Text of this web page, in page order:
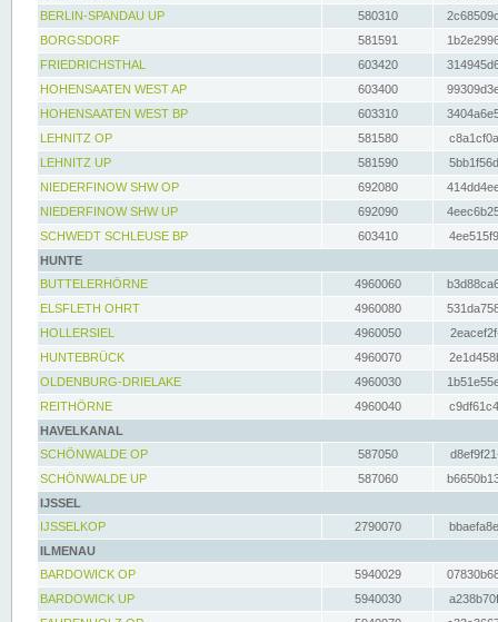
BERLIN-SPANDAU UP
580310
BORGSDORF
581591
FRIEDRICHSTHAL
603420
HOHENSAATEN WEST AP
603400
HOHENSAATEN WEST BP
603310
LEHNITZ OP
581580
LEHNITZ UP
581590
NIEDERFINOW SHW OP
692080
NIEDERFINOW SHW UP
692090
SCHWEDT SCHLEUSE BP
603410
HUNTE
BUTTELERHÖRNE
4960060
ELSFLETH OHRT
4960080
HOLLERSIEL
4960050
HUNTEBRÜCK
4960070
OLDENBURG-DRIELAKE
4960030
REITHÖRNE
4960040
HAVELKANAL
SCHÖNWALDE OP
587050
SCHÖNWALDE UP
587060
IJSSEL
IJSSELKOP
2790070
ILMENAU
BARDOWICK OP
5940029
BARDOWICK UP
5940030